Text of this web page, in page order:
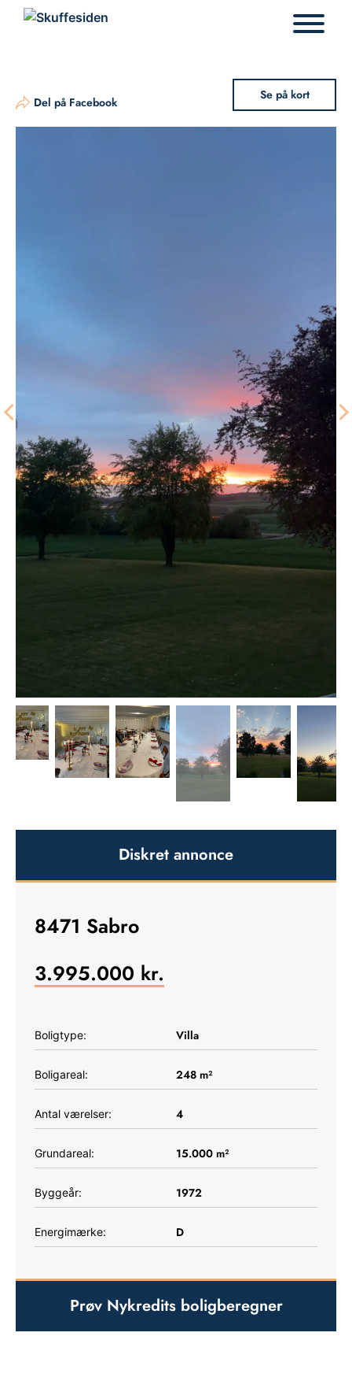
Del på Facebook Se på kort
Diskret annonce
8471 Sabro
3.995.000 kr.
Boligtype: Villa
Boligareal: 248 m²
Antal værelser: 4
Grundareal: 15.000 m²
Byggeår: 1972
Energimærke: D
Prøv Nykredits boligberegner